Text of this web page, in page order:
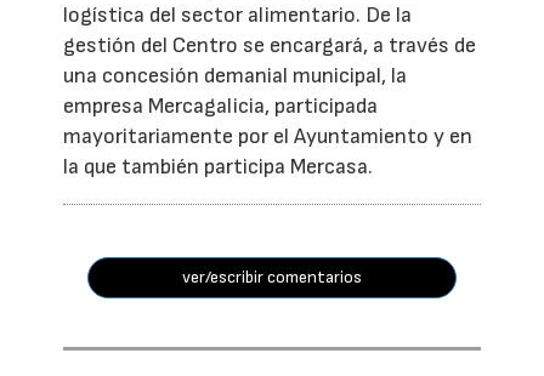
logística del sector alimentario. De la
gestión del Centro se encargará, a través de
una concesión demanial municipal, la
empresa Mercagalicia, participada
mayoritariamente por el Ayuntamiento y en
la que también participa Mercasa.
ver/escribir comentarios